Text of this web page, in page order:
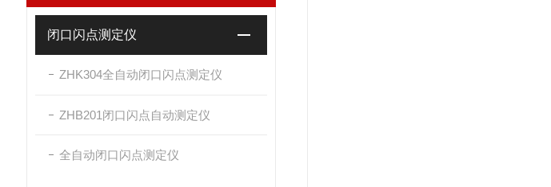
闭口闪点测定仪
ZHK304全自动闭口闪点测定仪
ZHB201闭口闪点自动测定仪
全自动闭口闪点测定仪